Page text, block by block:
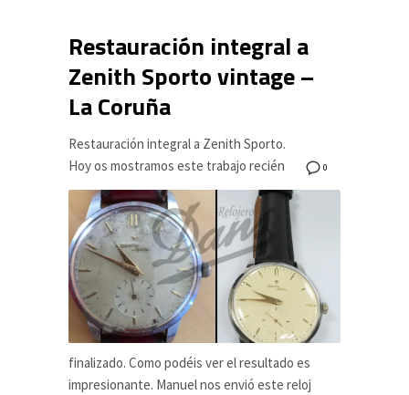
Restauración integral a
Zenith Sporto vintage –
La Coruña
0
Restauración integral a Zenith Sporto.
Hoy os mostramos este trabajo recién
finalizado. Como podéis ver el resultado es
impresionante. Manuel nos envió este reloj